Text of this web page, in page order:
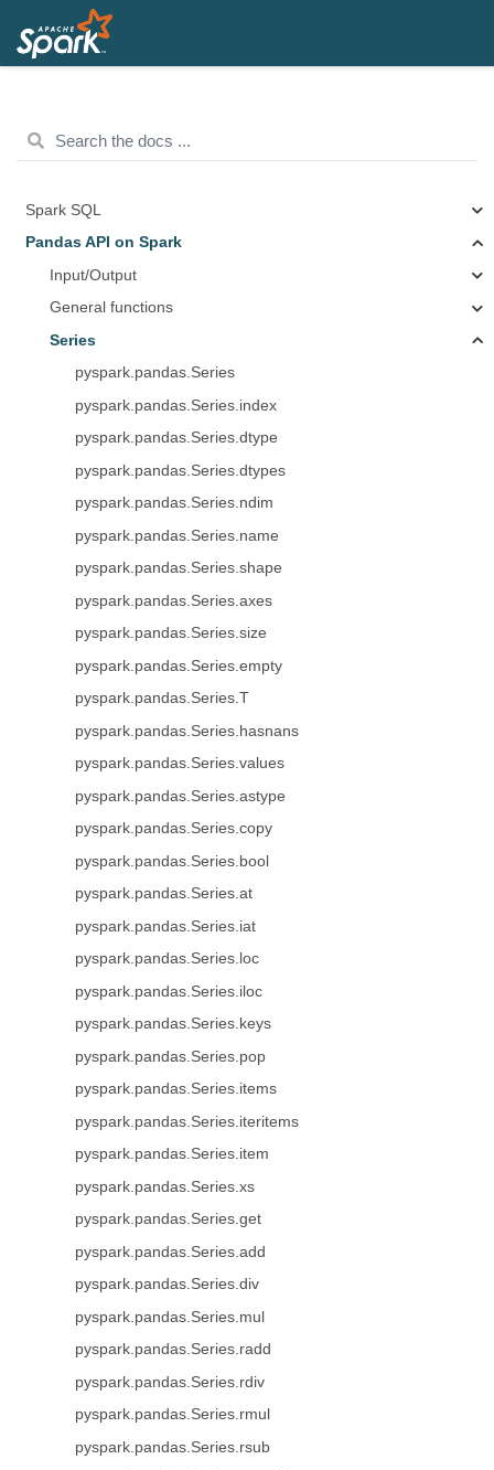
Spark SQL
Pandas API on Spark
Input/Output
General functions
Series
pyspark.pandas.Series
pyspark.pandas.Series.index
pyspark.pandas.Series.dtype
pyspark.pandas.Series.dtypes
pyspark.pandas.Series.ndim
pyspark.pandas.Series.name
pyspark.pandas.Series.shape
pyspark.pandas.Series.axes
pyspark.pandas.Series.size
pyspark.pandas.Series.empty
pyspark.pandas.Series.T
pyspark.pandas.Series.hasnans
pyspark.pandas.Series.values
pyspark.pandas.Series.astype
pyspark.pandas.Series.copy
pyspark.pandas.Series.bool
pyspark.pandas.Series.at
pyspark.pandas.Series.iat
pyspark.pandas.Series.loc
pyspark.pandas.Series.iloc
pyspark.pandas.Series.keys
pyspark.pandas.Series.pop
pyspark.pandas.Series.items
pyspark.pandas.Series.iteritems
pyspark.pandas.Series.item
pyspark.pandas.Series.xs
pyspark.pandas.Series.get
pyspark.pandas.Series.add
pyspark.pandas.Series.div
pyspark.pandas.Series.mul
pyspark.pandas.Series.radd
pyspark.pandas.Series.rdiv
pyspark.pandas.Series.rmul
pyspark.pandas.Series.rsub